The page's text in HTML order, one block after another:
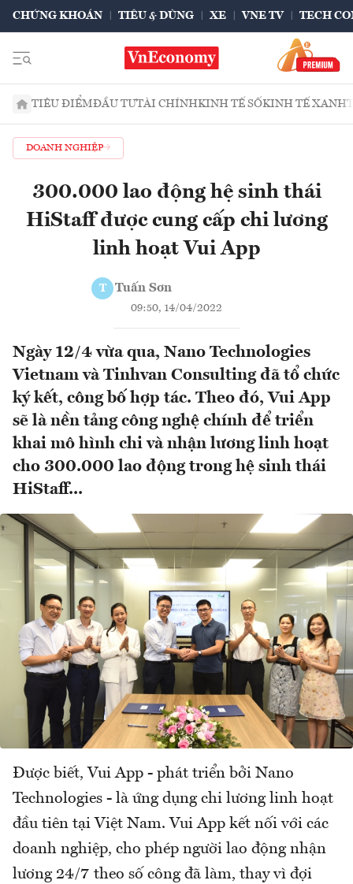
CHỨNG KHOÁN TIÊU & DÙNG XE VNE TV TECH
TIÊU ĐIỂMĐẦU TƯTÀI CHÍNHKINH TẾ SỐKINH TẾ XANH
DOANH NGHIỆP
300.000 lao động hệ sinh thái
HiStaff được cung cấp chi lương
linh hoạt Vui App
T Tuấn Sơn
09:50, 14/04/2022
Ngày 12/4 vừa qua, Nano Technologies
Vietnam và Tinhvan Consulting đã tổ chức
ký kết, công bố hợp tác. Theo đó, Vui App
sẽ là nền tảng công nghệ chính để triển
khai mô hình chi và nhận lương linh hoạt
cho 300.000 lao động trong hệ sinh thái
HiStaff...
Được biết, Vui App - phát triển bởi Nano
Technologies - là ứng dụng chi lương linh hoạt
đầu tiên tại Việt Nam. Vui App kết nối với các
doanh nghiệp, cho phép người lao động nhận
lương 24/7 theo số công đã làm, thay vì đợi